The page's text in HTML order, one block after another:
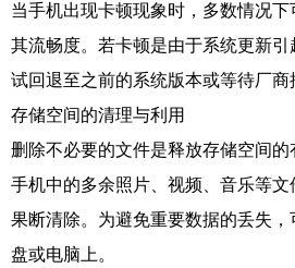
当手机出现卡顿现象时，多数情况
其流畅度。若卡顿是由于系统更新
试回退至之前的系统版本或等待厂商
存储空间的清理与利用
删除不必要的文件是释放存储空间
手机中的多余照片、视频、音乐等
果断清除。为避免重要数据的丢失
盘或电脑上。